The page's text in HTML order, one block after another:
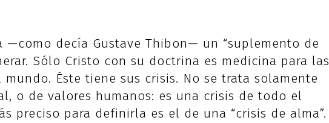
—como decía Gustave Thibon— un “suplemento de
Sólo Cristo con su doctrina es medicina para las
Éste tiene sus crisis. No se trata solamente
o de valores humanos: es una crisis de todo el
preciso para definirla es el de una “crisis de alma”.